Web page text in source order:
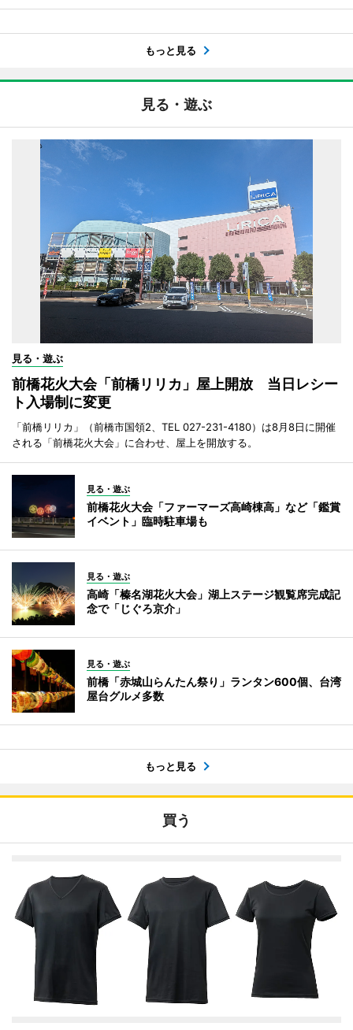
もっと見る
見る・遊ぶ
見る・遊ぶ
前橋花火大会「前橋リリカ」屋上開放 当日レシー
ト入場制に変更
「前橋リリカ」（前橋市国領2、TEL 027-231-4180）は8月8日に開催
される「前橋花火大会」に合わせ、屋上を開放する。
見る・遊ぶ
前橋花火大会「ファーマーズ高崎棟高」など「鑑賞
イベント」臨時駐車場も
見る・遊ぶ
高崎「榛名湖花火大会」湖上ステージ観覧席完成記
念で「じぐろ京介」
見る・遊ぶ
前橋「赤城山らんたん祭り」ランタン600個、台湾
屋台グルメ多数
もっと見る
買う